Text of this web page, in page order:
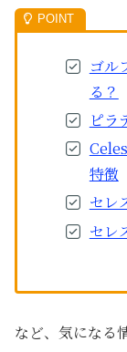
ゴル
る？
ピラ
特徴
セレ
セレ
など、気になる